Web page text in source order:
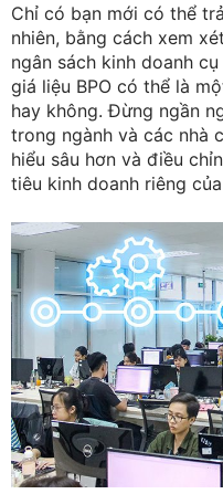
Chỉ có bạn mới có thể
nhiên, bằng cách xem
ngân sách kinh doanh
giá liệu BPO có thể là
hay không. Đừng ngần
trong ngành và các nhà
hiểu sâu hơn và điều
tiêu kinh doanh riêng